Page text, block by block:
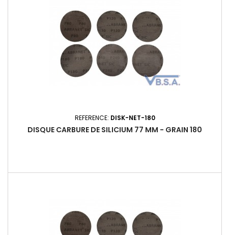
REFERENCE: DISK-NET-180
DISQUE CARBURE DE SILICIUM 77 MM - GRAIN 180